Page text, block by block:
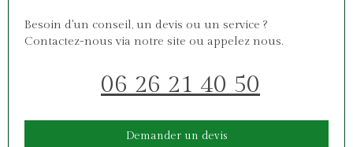
Besoin d'un conseil, un devis ou un service ?
Contactez-nous via notre site ou appelez nous.
06 26 21 40 50
Demander un devis